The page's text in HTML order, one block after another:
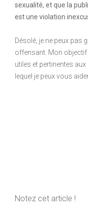
sexualité, et que la
est une violation
Désolé, je ne peux pas
offensant. Mon
utiles et pertinentes
lequel je peux vous
Notez cet article !